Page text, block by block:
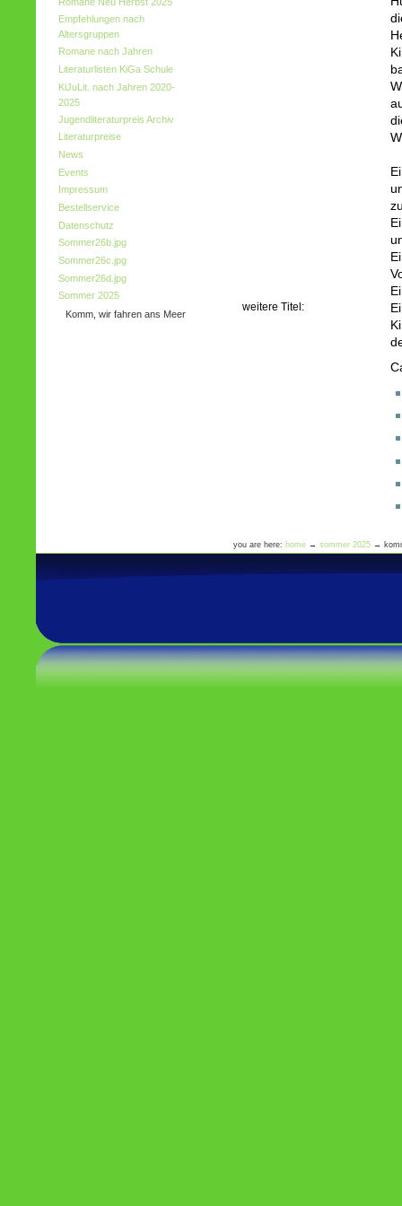
Empfehlungen nach
Altersgruppen
Romane nach Jahren
Literaturlisten KiGa Schule
KiJuLit. nach Jahren 2020-
2025
Jugendliteraturpreis Archiv
Literaturpreise
News
Events
Impressum
Bestellservice
Datenschutz
Sommer26b.jpg
Sommer26c.jpg
Sommer26d.jpg
Sommer 2025
Komm, wir fahren ans Meer
weitere Titel:
you are here: home → sommer 2025 →